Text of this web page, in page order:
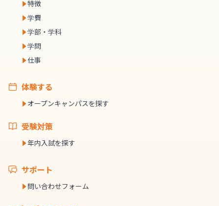
特徴
学費
学部・学科
学問
仕事
体験する
オープンキャンパスを探す
受験対策
年内入試を探す
サポート
問い合わせフォーム